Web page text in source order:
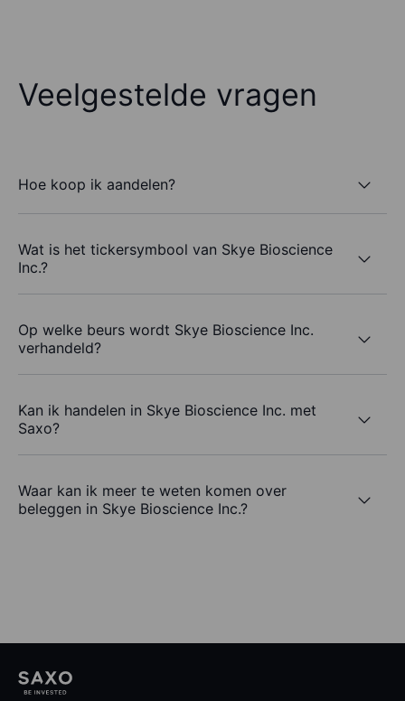
Veelgestelde vragen
Hoe koop ik aandelen?
Wat is het tickersymbool van Skye Bioscience
Inc.?
Op welke beurs wordt Skye Bioscience Inc.
verhandeld?
Kan ik handelen in Skye Bioscience Inc. met
Saxo?
Waar kan ik meer te weten komen over
beleggen in Skye Bioscience Inc.?